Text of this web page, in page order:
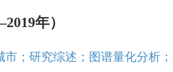
年）
市；研究综述；图谱量化分析；